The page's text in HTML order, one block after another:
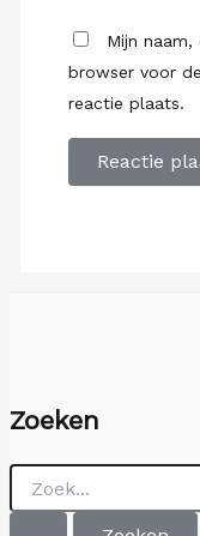
Mijn
browser voor
reactie plaats.
Zoeken
Zoek
naar: